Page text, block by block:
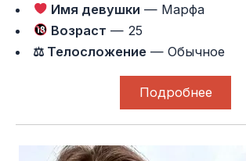
Имя девушки — Марфа
Возраст — 25
⚖ Телосложение — Обычное
Подробнее